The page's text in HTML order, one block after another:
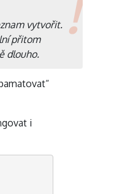
vytvořit.
přitom
dlouho.
i